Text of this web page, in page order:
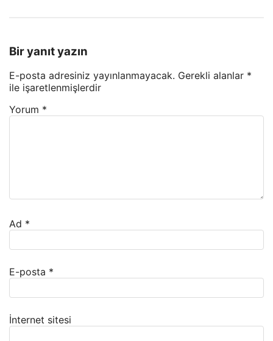
Bir yanıt yazın
E-posta adresiniz yayınlanmayacak. Gerekli alanlar *
ile işaretlenmişlerdir
Yorum *
Ad *
E-posta *
İnternet sitesi